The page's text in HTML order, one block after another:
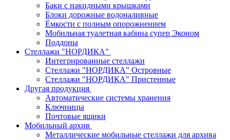
Баки с накидными крышками
Блоки дорожные водоналивные
Ёмкости с полным опорожнением
Мобильная туалетная кабина супер Эконом
Поддоны
Стеллажи "НОРДИКА"
Интегрированные стеллажи
Стеллажи "НОРДИКА" Островные
Стеллажи "НОРДИКА" Пристенные
Другая продукция
Автоматические системы хранения
Ключницы
Почтовые ящики
Мобильный архив
Металлические мобильные стеллажи для архива